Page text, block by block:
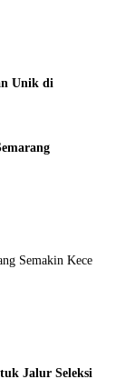
Unik di
Semakin Kece
Jalur Seleksi